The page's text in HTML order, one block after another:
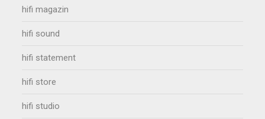
hifi magazin
hifi sound
hifi statement
hifi store
hifi studio